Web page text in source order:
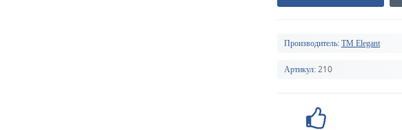
Производитель: TM Elegant
Артикул: 210